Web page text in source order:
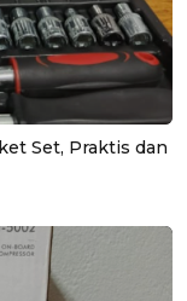
Set, Praktis dan